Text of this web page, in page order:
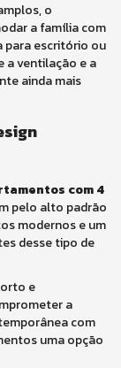
o
a família com
para escritório ou
a ventilação e a
ainda mais
com 4
pelo alto padrão
modernos e um
desse tipo de
e
a
com
uma opção